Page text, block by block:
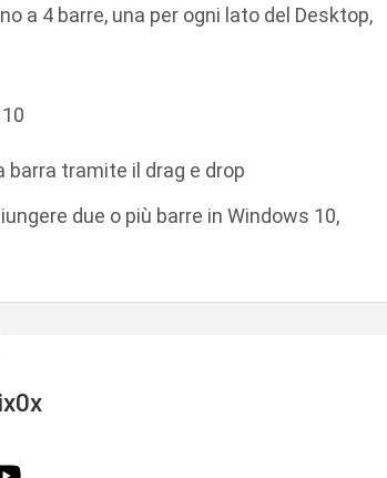
a 4 barre, una per ogni lato del Desktop,
tramite il drag e drop
due o più barre in Windows 10,